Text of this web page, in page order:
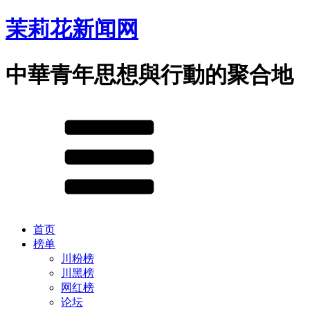
茉莉花新闻网
中華青年思想與行動的聚合地
首页
榜单
川粉榜
川黑榜
网红榜
论坛